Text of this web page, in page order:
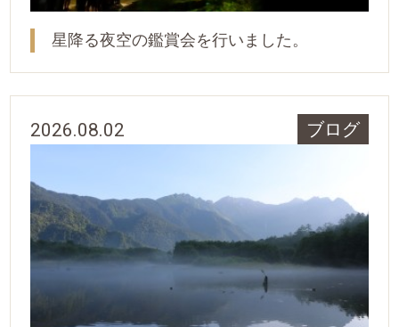
星降る夜空の鑑賞会を行いました。
2026.08.02 ブログ